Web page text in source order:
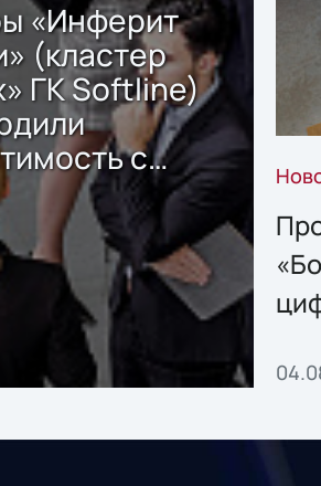
«Инферит
(кластер
ГК Softline)
с
Sharx
для
данных